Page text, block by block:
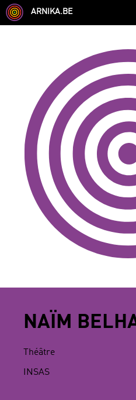
ARNIKA.BE
AUTRE COMPÉTENCE
LANGUES PARLÉES
CHEVEUX
CORPULENCE
ANNULER LES FILTRES
NAÏM
Théâtre
INSAS